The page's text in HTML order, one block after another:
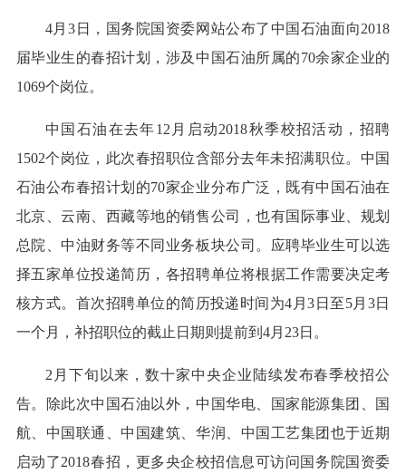
4月3日，国务院国资委网站公布了中国石油面向2018
届毕业生的春招计划，涉及中国石油所属的70余家企业的
1069个岗位。
中国石油在去年12月启动2018秋季校招活动，招聘
1502个岗位，此次春招职位含部分去年未招满职位。中国
石油公布春招计划的70家企业分布广泛，既有中国石油在
北京、云南、西藏等地的销售公司，也有国际事业、规划
总院、中油财务等不同业务板块公司。应聘毕业生可以选
择五家单位投递简历，各招聘单位将根据工作需要决定考
核方式。首次招聘单位的简历投递时间为4月3日至5月3日
一个月，补招职位的截止日期则提前到4月23日。
2月下旬以来，数十家中央企业陆续发布春季校招公
告。除此次中国石油以外，中国华电、国家能源集团、国
航、中国联通、中国建筑、华润、中国工艺集团也于近期
启动了2018春招，更多央企校招信息可访问 国务院国资委